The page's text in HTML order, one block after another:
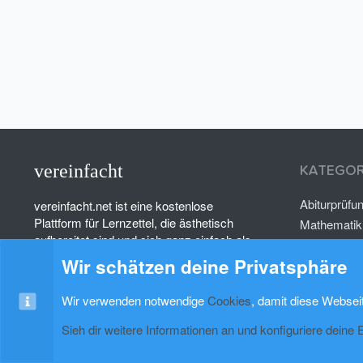
vereinfacht
vereinfacht.net ist eine kostenlose
Plattform für Lernzettel, die ästhetisch
aufbereitet sind und sich ganz einfach als
PDF herunterladen lassen.
Mathematik
Deutsch
Psychologie
Cookies xenAwsome-GradientHeader Kontakt
Wir schätzen deine Privatsphäre
Wir verwenden notwendigeCookies, damit diese
Sieh dir weitere Informationen an und konfiguriere deine